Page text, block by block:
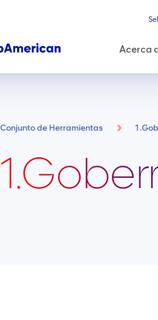
Acerca
Conjunto de Herramientas